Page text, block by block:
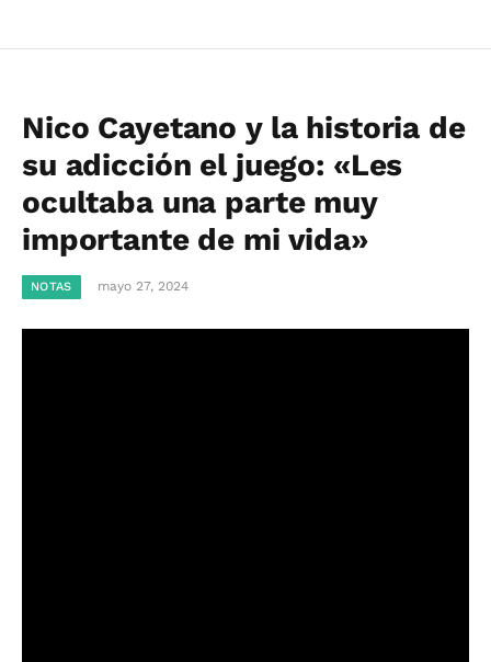
Nico Cayetano y la historia de
su adicción el juego: «Les
ocultaba una parte muy
importante de mi vida»
NOTAS mayo 27, 2024